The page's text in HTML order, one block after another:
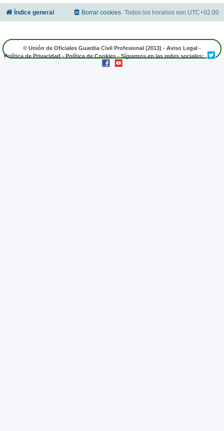
Índice general Todos los horarios son UTC+02:00
Borrar cookies
© Unión de Oficiales Guardia Civil Profesional (2013) - Aviso Legal -
Política de Privacidad - Política de Cookies - Síguenos en las redes sociales: